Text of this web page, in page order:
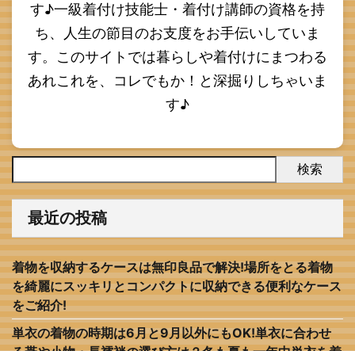
す♪一級着付け技能士・着付け講師の資格を持
ち、人生の節目のお支度をお手伝いしていま
す。このサイトでは暮らしや着付けにまつわる
あれこれを、コレでもか！と深掘りしちゃいま
す♪
検索
最近の投稿
着物を収納するケースは無印良品で解決!場所をとる着物
を綺麗にスッキリとコンパクトに収納できる便利なケース
をご紹介!
単衣の着物の時期は6月と9月以外にもOK!単衣に合わせ